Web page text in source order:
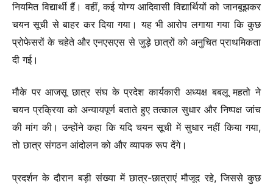
नियमित विद्यार्थी हैं। वहीं, कई योग्य आदिवासी विद्यार्थियों को जानबूझकर
चयन सूची से बाहर कर दिया गया। यह भी आरोप लगाया गया कि कुछ
प्रोफेसरों के चहेते और एनएसएस से जुड़े छात्रों को अनुचित प्राथमिकता
दी गई।
मौके पर आजसू छात्र संघ के प्रदेश कार्यकारी अध्यक्ष बबलू महतो ने
चयन प्रक्रिया को अन्यायपूर्ण बताते हुए तत्काल सुधार और निष्पक्ष जांच
की मांग की। उन्होंने कहा कि यदि चयन सूची में सुधार नहीं किया गया,
तो छात्र संगठन आंदोलन को और व्यापक रूप देंगे।
प्रदर्शन के दौरान बड़ी संख्या में छात्र-छात्राएं मौजूद रहे, जिससे कुछ